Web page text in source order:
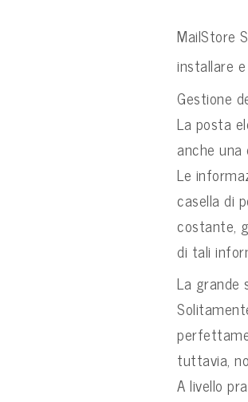
MailStore
installare
Gestione
La posta
anche una
Le
casella di
costante,
di tali
La grande
tuttavia,
A livello